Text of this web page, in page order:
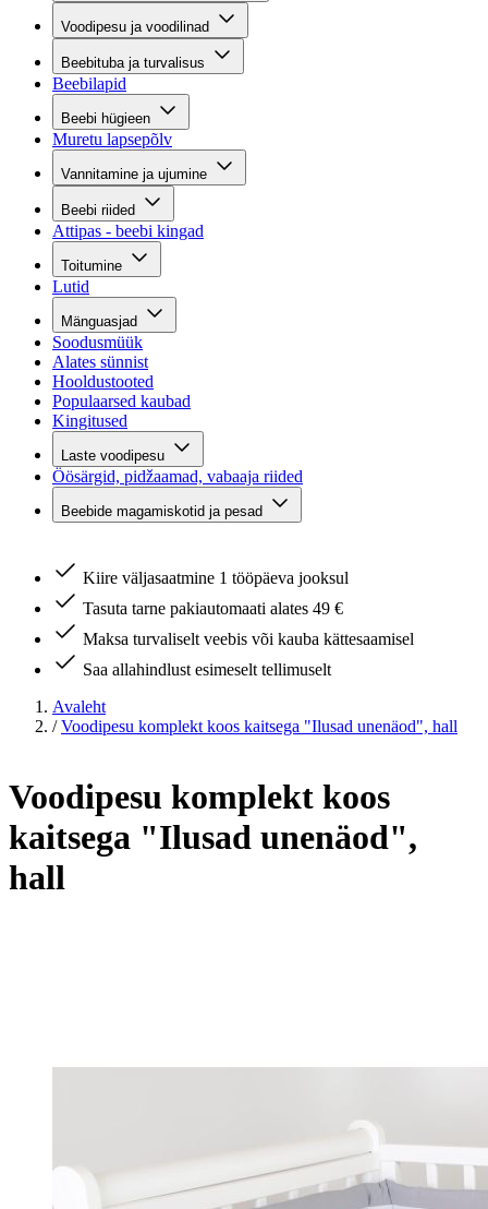
Voodipesu ja voodilinad
Beebituba ja turvalisus
Beebilapid
Beebi hügieen
Muretu lapsepõlv
Vannitamine ja ujumine
Beebi riided
Attipas - beebi kingad
Toitumine
Lutid
Mänguasjad
Soodusmüük
Alates sünnist
Hooldustooted
Populaarsed kaubad
Kingitused
Laste voodipesu
Öösärgid, pidžaamad, vabaaja riided
Beebide magamiskotid ja pesad
Kiire väljasaatmine 1 tööpäeva jooksul
Tasuta tarne pakiautomaati alates 49 €
Maksa turvaliselt veebis või kauba kättesaamisel
Saa allahindlust esimeselt tellimuselt
Avaleht
/ Voodipesu komplekt koos kaitsega "Ilusad unenäod", hall
Voodipesu komplekt koos
kaitsega "Ilusad unenäod",
hall